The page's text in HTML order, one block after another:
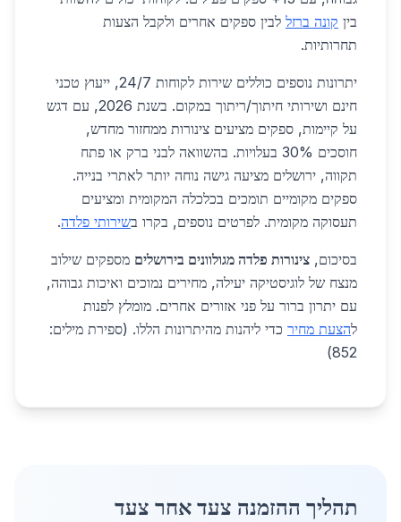
בין קונה ברזל לבין ספקים אחרים ולקבל הצעות
תחרותיות.
יתרונות נוספים כוללים שירות לקוחות 24/7, ייעוץ טכני
חינם ושירותי חיתוך/ריתוך במקום. בשנת 2026, עם דגש
על קיימות, ספקים מציעים צינורות ממחזור מחדש,
חוסכים 30% בעלויות. בהשוואה לבני ברק או פתח
תקווה, ירושלים מציעה גישה נוחה יותר לאתרי בנייה.
ספקים מקומיים תומכים בכלכלה המקומית ומציעים
תעסוקה מקומית. לפרטים נוספים, בקרו בשירותי פלדה.
בסיכום, צינורות פלדה מגולוונים בירושלים מספקים שילוב
מנצח של לוגיסטיקה יעילה, מחירים נמוכים ואיכות גבוהה,
עם יתרון ברור על פני אזורים אחרים. מומלץ לפנות
להצעת מחיר כדי ליהנות מהיתרונות הללו. (ספירת מילים:
852)
תהליך ההזמנה צעד אחר צעד